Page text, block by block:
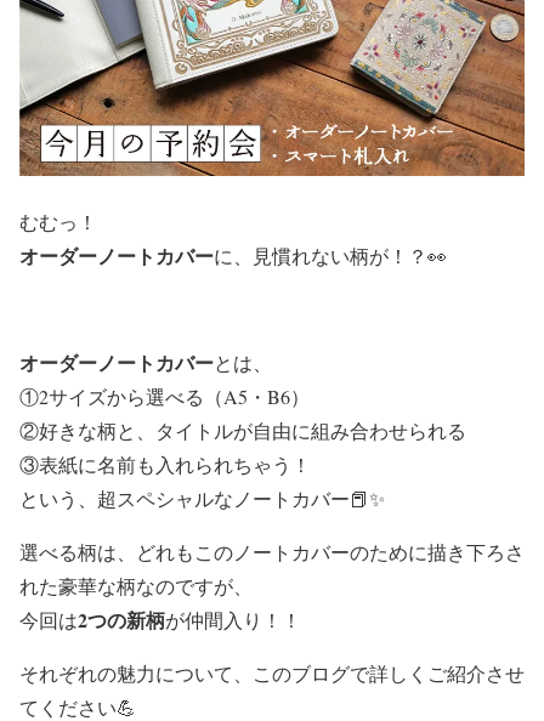
むむっ！
オーダーノートカバーに、見慣れない柄が！？👀
オーダーノートカバーとは、
①2サイズから選べる（A5・B6）
②好きな柄と、タイトルが自由に組み合わせられる
③表紙に名前も入れられちゃう！
という、超スペシャルなノートカバー📕✨
選べる柄は、どれもこのノートカバーのために描き下ろさ
れた豪華な柄なのですが、
今回は2つの新柄が仲間入り！！
それぞれの魅力について、このブログで詳しくご紹介させ
てください💪